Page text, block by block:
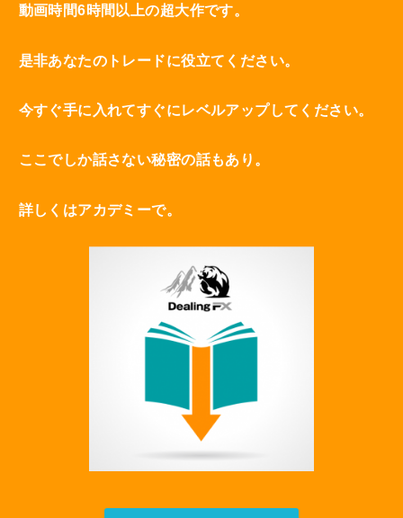
動画時間6時間以上の超大作です。
是非あなたのトレードに役立てください。
今すぐ手に入れてすぐにレベルアップしてください。
ここでしか話さない秘密の話もあり。
詳しくはアカデミーで。